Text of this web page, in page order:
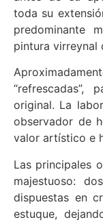
toda su
predominante
pintura virreynal
“refrescadas”,
original. La
observador de
valor artístico e
Las principales
majestuoso:
dispuestas en
estuque,